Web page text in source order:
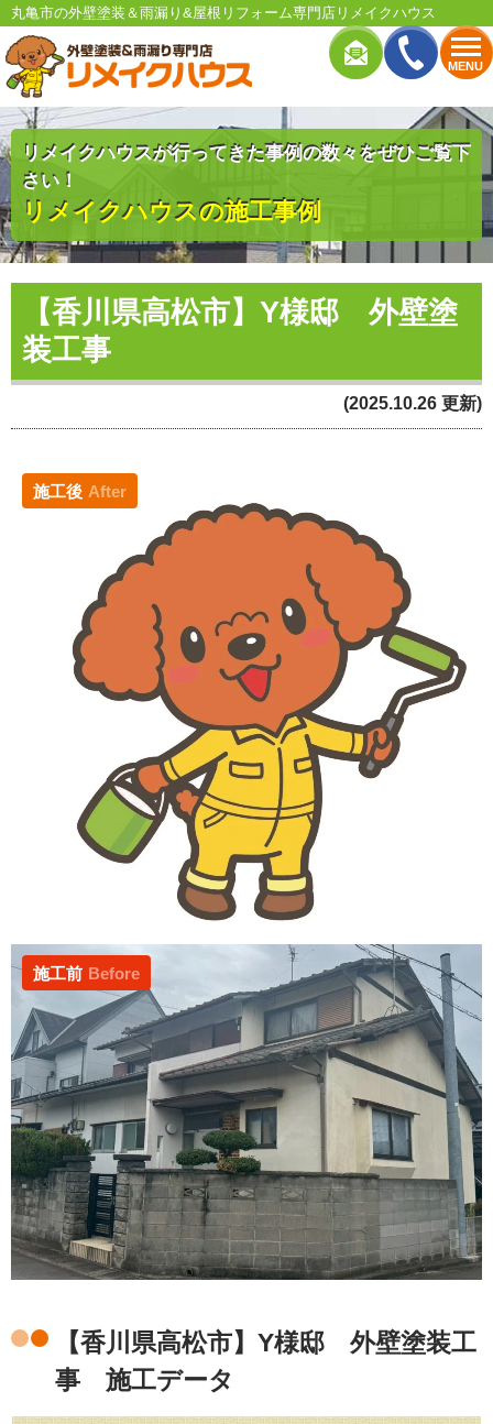
MENU
丸亀市の外壁塗装＆雨漏り&屋根リフォーム専門店リメイクハウス
リメイクハウスが行ってきた事例の数々をぜひご覧下
さい！
リメイクハウスの施工事例
【香川県高松市】Y様邸 外壁塗
装工事
(2025.10.26 更新)
施工後 After
施工前 Before
【香川県高松市】Y様邸 外壁塗装工
事 施工データ